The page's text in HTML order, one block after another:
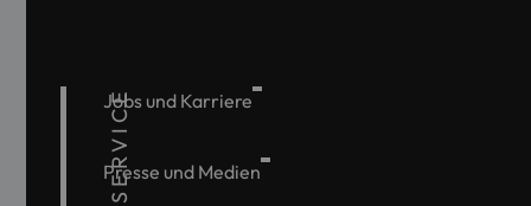
SERVICE
Jobs und Karriere
Presse und Medien